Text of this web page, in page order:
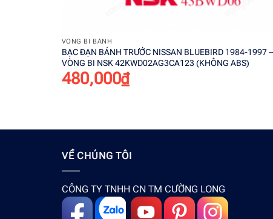
VÒNG BI BÁNH
BẠC ĐẠN BÁNH TRƯỚC NISSAN BLUEBIRD 1984-1997 –
VÒNG BI NSK 42KWD02AG3CA123 (KHÔNG ABS)
480,000₫
VỀ CHÚNG TÔI
CÔNG TY TNHH CN TM CƯỜNG LONG